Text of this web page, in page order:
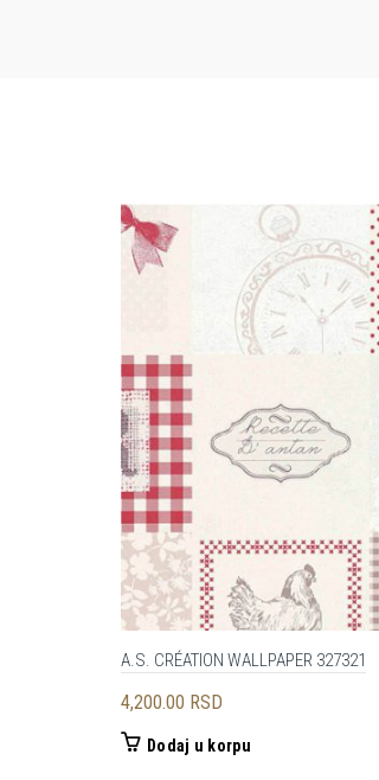
A.S. CRÉATION WALLPAPER 327321
4,200.00 RSD
Dodaj u korpu